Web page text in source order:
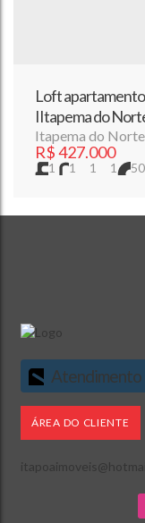
Loft
IItapema do
R$427.000
Itapema do Norte
1 1 1 1
Atendimento
ÁREA DO CLIENTE